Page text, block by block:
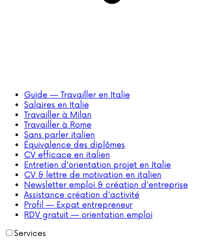
Guide — Travailler en Italie
Salaires en Italie
Travailler à Milan
Travailler à Rome
Sans parler italien
Équivalence des diplômes
CV efficace en italien
Entretien d'orientation projet en Italie
CV & lettre de motivation en italien
Newsletter emploi & création d'entreprise
Assistance création d'activité
Profil — Expat entrepreneur
RDV gratuit — orientation emploi
Services